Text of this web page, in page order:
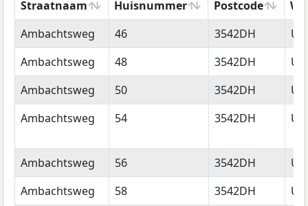
Straatnaam Huisnummer Postcode
Straatnaam
Huisnummer Postcode
Ambachtsweg 46 3542DH
Ambachtsweg
48 3542DH
Ambachtsweg
50 3542DH
Ambachtsweg
54 3542DH
Ambachtsweg 56 3542DH
Ambachtsweg
58 3542DH